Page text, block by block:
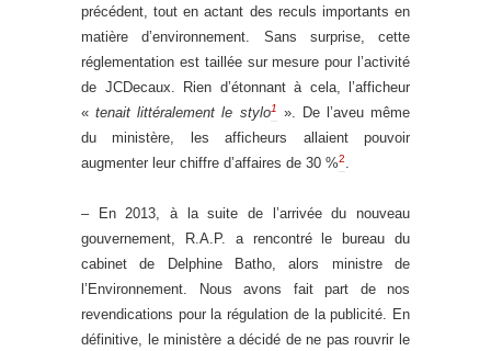
précédent, tout en actant des reculs importants en
matière d’environnement. Sans surprise, cette
réglementation est taillée sur mesure pour l’activité
de JCDecaux. Rien d’étonnant à cela, l’afficheur
«tenait littéralement le stylo1
». De l’aveu même
du ministère, les afficheurs allaient pouvoir
augmenter leur chiffre d’affaires de 30 %2
– En 2013, à la suite de l’arrivée du nouveau
gouvernement, R.A.P. a rencontré le bureau du
cabinet de Delphine Batho, alors ministre de
l’Environnement. Nous avons fait part de nos
revendications pour la régulation de la publicité. En
définitive, le ministère a décidé de ne pas rouvrir le